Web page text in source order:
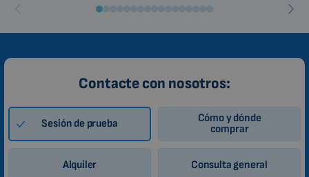
Contacte con nosotros:
Sesión de prueba
Cómo y dónde
comprar
Alquiler Consulta general